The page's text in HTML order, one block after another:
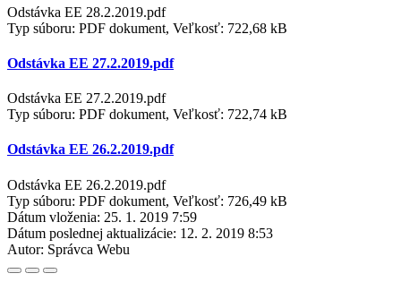
Odstávka EE 28.2.2019.pdf
Typ súboru: PDF dokument, Veľkosť: 722,68 kB
Odstávka EE 27.2.2019.pdf
Odstávka EE 27.2.2019.pdf
Typ súboru: PDF dokument, Veľkosť: 722,74 kB
Odstávka EE 26.2.2019.pdf
Odstávka EE 26.2.2019.pdf
Typ súboru: PDF dokument, Veľkosť: 726,49 kB
Dátum vloženia: 25. 1. 2019 7:59
Dátum poslednej aktualizácie: 12. 2. 2019 8:53
Autor: Správca Webu